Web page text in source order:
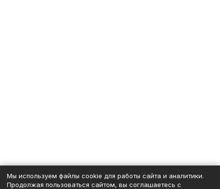
Мы используем файлы cookie для работы сайта и аналитики.
Продолжая пользоваться сайтом, вы соглашаетесь с